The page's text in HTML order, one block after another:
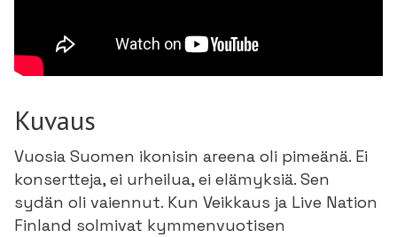
Kuvaus
Vuosia Suomen ikonisin areena oli pimeänä. Ei
konsertteja, ei urheilua, ei elämyksiä. Sen
sydän oli vaiennut. Kun Veikkaus ja Live Nation
Finland solmivat kymmenvuotisen